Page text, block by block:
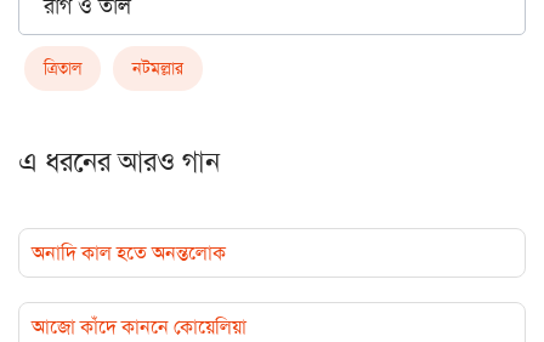
রাগ ও তাল
ত্রিতাল নটমল্লার
এ ধরনের আরও গান
অনাদি কাল হতে অনন্তলোক
আজো কাঁদে কাননে কোয়েলিয়া